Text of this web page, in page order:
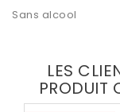
Sans alcool
LES
PRODUIT